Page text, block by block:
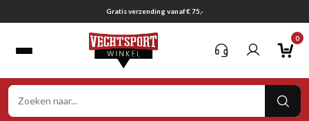
naar
Gratis verzending vanaf € 75,-
0